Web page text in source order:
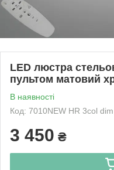
LED люстра
пультом матовий
В наявності
Код: 7010NEW HR 3col dim
3 450 ₴